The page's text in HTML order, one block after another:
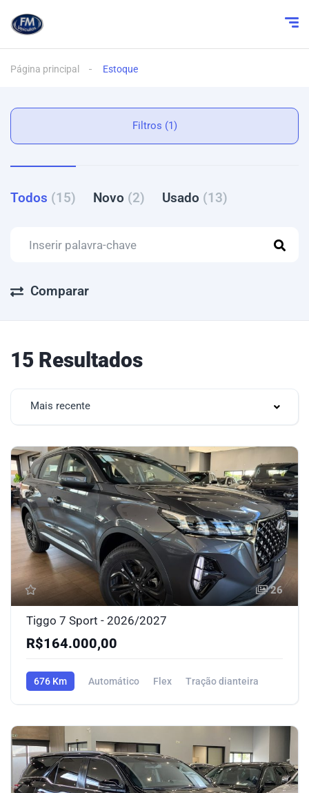
Página principal Estoque
Filtros (1)
Todos (15) Novo (2) Usado (13)
Comparar
15 Resultados
Mais recente
26
Tiggo 7 Sport - 2026/2027
R$164.000,00
676 Km Automático Flex Tração dianteira